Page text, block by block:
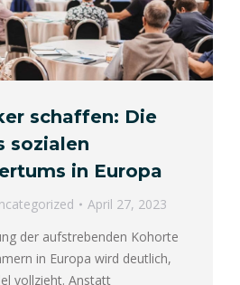
schaffen: Die
sozialen
in Europa
April 27, 2023
der aufstrebenden Kohorte
in Europa wird deutlich,
vollzieht. Anstatt